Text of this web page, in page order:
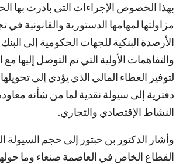
بهذا الخصوص الإجراءات التي بادرت بها
مزاولتها لمهامها الدستورية والقانونية في
الأرصدة البنكية للجهات الحكومية إلى
والتفاهمات الأولية التي تم التوصل إليها
لتوفير الغطاء المالي الذي يؤدي إلى
دفترية إلى سيولة نقدية لما من شأنه
النشاط الإقتصادي والتجاري.
وأشار الدكتور بن حبتور إلى حجم السيولة
القطاع الخاص في العاصمة صنعاء وما